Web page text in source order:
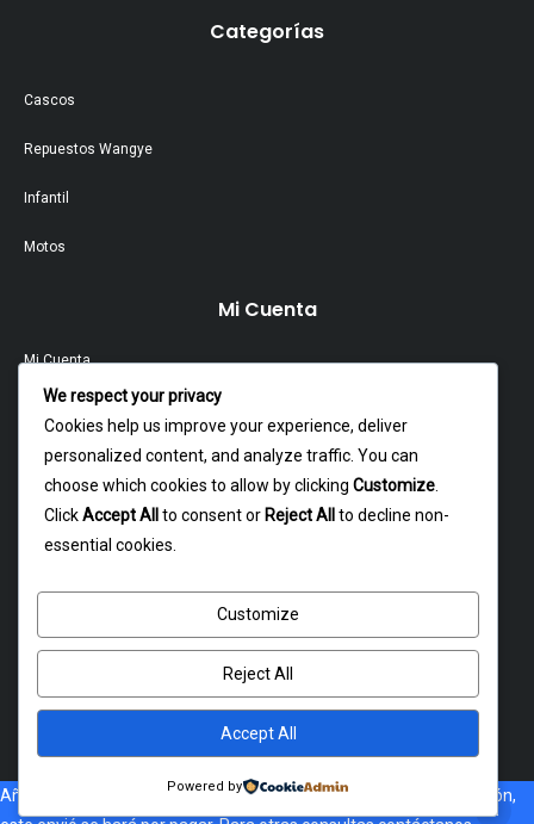
Añade al carrito, Si no esta disponible el costo de envió a tu dirección,
Categorías
Cascos
Repuestos Wangye
Infantil
Motos
Mi Cuenta
Mi Cuenta
Garantía Y Devoluciones
Política Y Privacidad
Dagoberto godoy 16, cerrillos
atencion@rxmotochile.cl
+56934993058
Copyright © 2026. RXMOTO. Todos los derechos reservados
We respect your privacy
Cookies help us improve your experience, deliver
personalized content, and analyze traffic. You can
choose which cookies to allow by clicking Customize
ClickAccept All to consent or Reject All to decline non-
essential cookies.
Customize
Reject All
Accept All
Powered by